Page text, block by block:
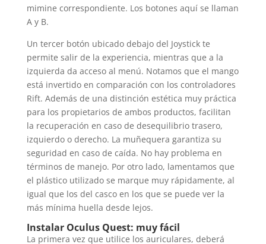
mimine correspondiente. Los botones aquí se llaman
A y B.
Un tercer botón ubicado debajo del Joystick te
permite salir de la experiencia, mientras que a la
izquierda da acceso al menú. Notamos que el mango
está invertido en comparación con los controladores
Rift. Además de una distinción estética muy práctica
para los propietarios de ambos productos, facilitan
la recuperación en caso de desequilibrio trasero,
izquierdo o derecho. La muñequera garantiza su
seguridad en caso de caída. No hay problema en
términos de manejo. Por otro lado, lamentamos que
el plástico utilizado se marque muy rápidamente, al
igual que los del casco en los que se puede ver la
más mínima huella desde lejos.
Instalar Oculus Quest: muy fácil
La primera vez que utilice los auriculares, deberá